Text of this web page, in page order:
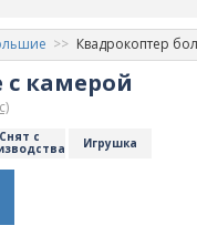
Квадрокоптер
с камерой
Снят с Игрушка